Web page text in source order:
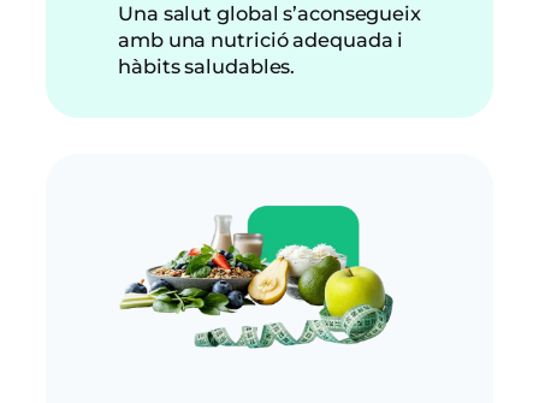
Una salut global s’aconsegueix
amb una nutrició adequada i
hàbits saludables.